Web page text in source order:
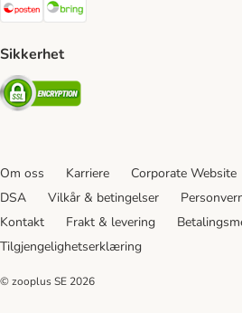
Sikkerhet
Security
Om oss Karriere Corporate Website
DSA
Vilkår & betingelser
Kontakt
Frakt & levering
Tilgjengelighetserklæring
© zooplus SE 2026